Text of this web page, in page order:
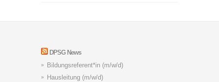
DPSG News
Bildungsreferent*in (m/w/d)
Hausleitung (m/w/d)